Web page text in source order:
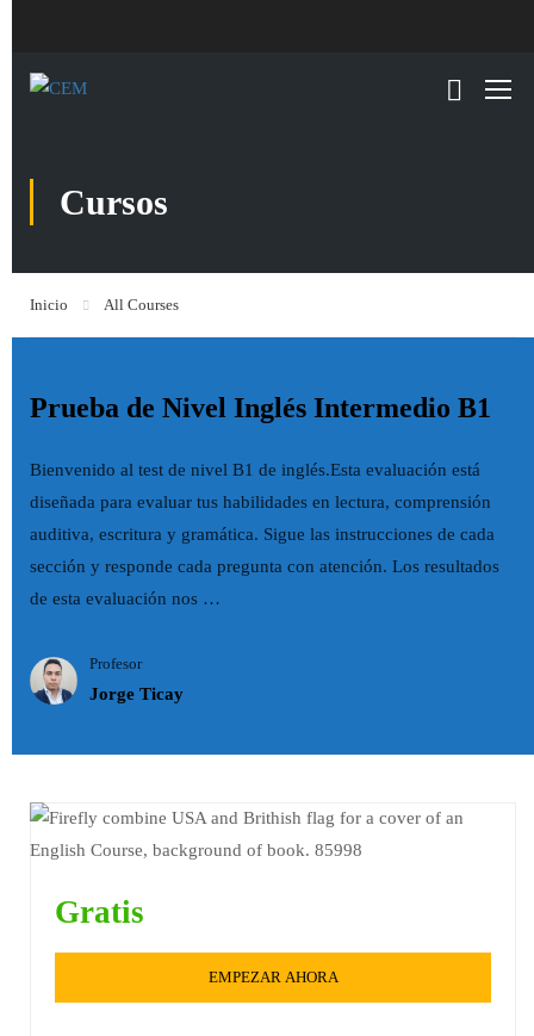
Cursos
Inicio All Courses
Prueba de Nivel Inglés Intermedio B1
Bienvenido al test de nivel B1 de inglés.Esta evaluación está
diseñada para evaluar tus habilidades en lectura, comprensión
auditiva, escritura y gramática. Sigue las instrucciones de cada
sección y responde cada pregunta con atención. Los resultados
de esta evaluación nos …
Profesor
Jorge Ticay
Gratis
EMPEZAR AHORA